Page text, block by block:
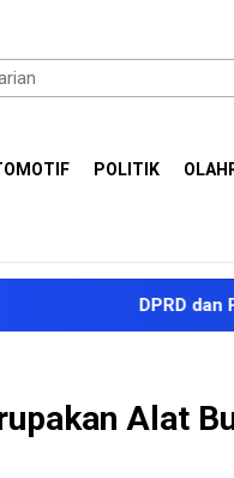
POLITIK
DPRD dan Pemkab
Alat